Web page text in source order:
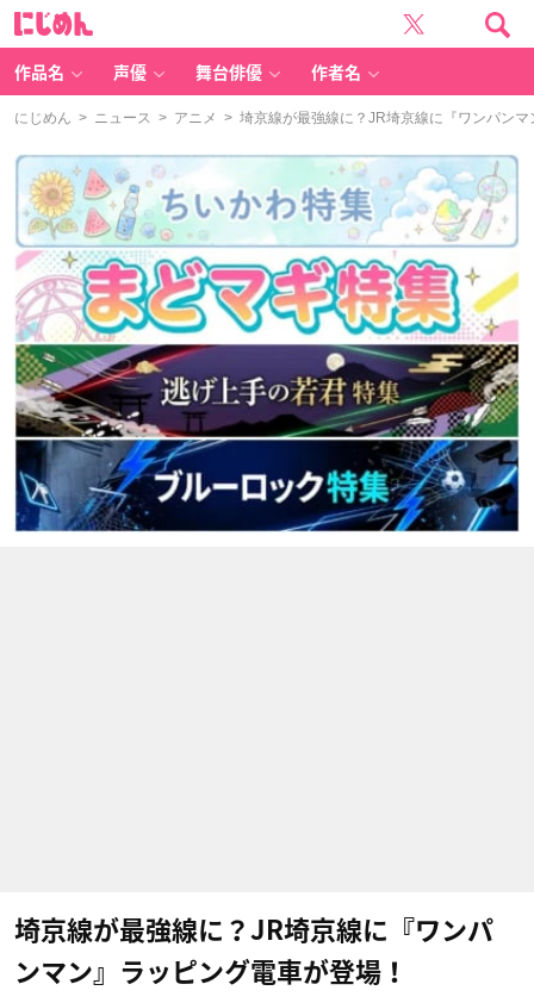
作品名 声優 舞台俳優 作者名
にじめん > ニュース > アニメ > 埼京線が最強線に？JR埼京線に『ワンパン
埼京線が最強線に？JR埼京線に『ワンパ
ンマン』ラッピング電車が登場！